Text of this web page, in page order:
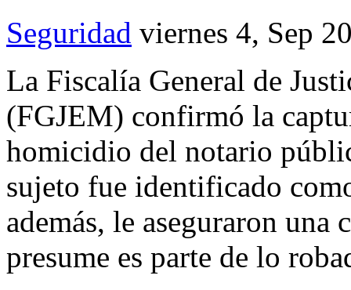
Seguridad viernes 4, Sep
La Fiscalía General de
(FGJEM) confirmó la
homicidio del notario
sujeto fue identificado
además, le aseguraron una
presume es parte de lo